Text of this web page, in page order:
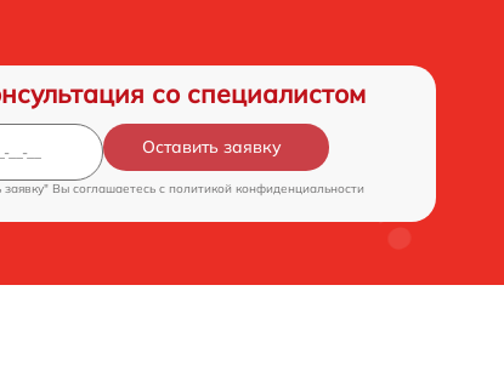
со специалистом
Оставить заявку
Вы соглашаетесь c политикой конфиденциальности